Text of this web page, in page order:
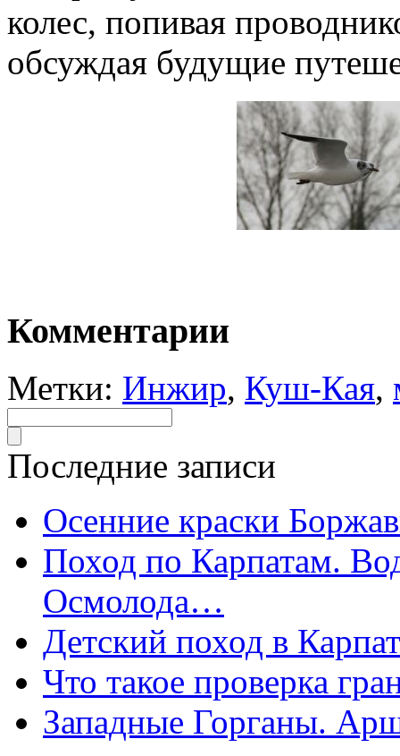
колес, попивая
обсуждая будущие
Комментарии
Метки: Инжир, Куш-Кая,
Последние записи
Осенние краски
Поход по Карпатам.
Осмолода…
Детский поход в
Что такое проверка
Западные Горганы.